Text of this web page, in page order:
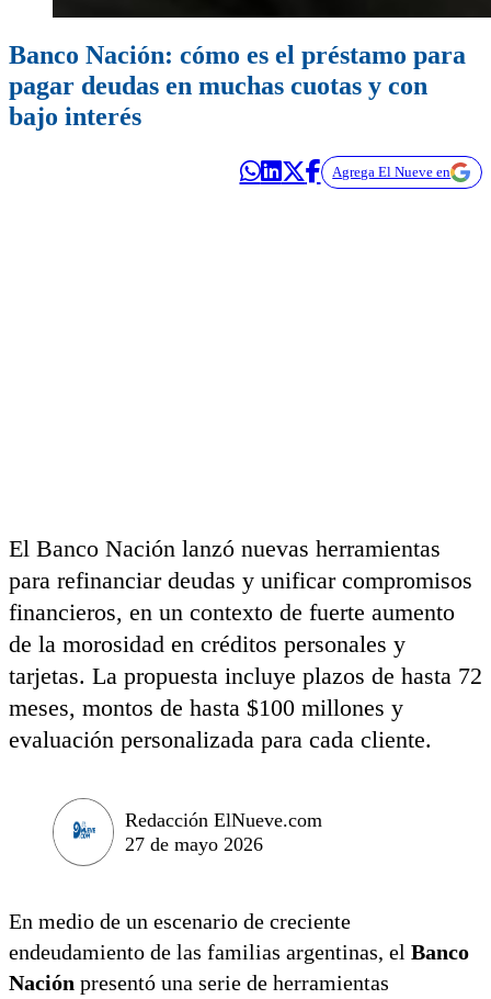
Banco Nación: cómo es el préstamo para
pagar deudas en muchas cuotas y con
bajo interés
Agrega El Nueve en
El Banco Nación lanzó nuevas herramientas
para refinanciar deudas y unificar compromisos
financieros, en un contexto de fuerte aumento
de la morosidad en créditos personales y
tarjetas. La propuesta incluye plazos de hasta 72
meses, montos de hasta $100 millones y
evaluación personalizada para cada cliente.
Redacción ElNueve.com
27 de mayo 2026
En medio de un escenario de creciente
endeudamiento de las familias argentinas, el Banco
Nación presentó una serie de herramientas